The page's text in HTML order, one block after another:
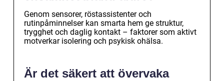
Genom sensorer, röstassistenter och
rutinpåminnelser kan smarta hem ge struktur,
trygghet och daglig kontakt – faktorer som aktivt
motverkar isolering och psykisk ohälsa.
Är det säkert att övervaka